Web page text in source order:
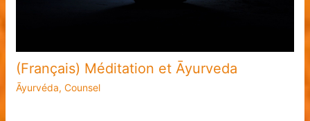
(Français) Méditation et Āyurveda
Āyurvéda, Counsel